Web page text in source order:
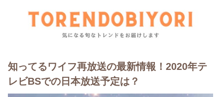
知ってるワイフ再放送の最新情報！2020年テ
レビBSでの日本放送予定は？